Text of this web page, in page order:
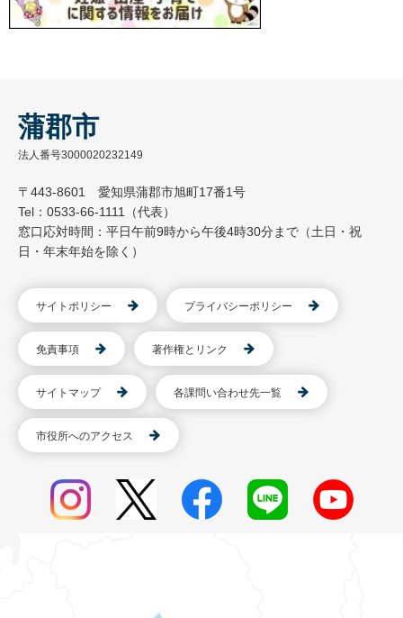
蒲郡市
法人番号3000020232149
〒443-8601 愛知県蒲郡市旭町17番1号
Tel：0533-66-1111（代表）
窓口応対時間：平日午前9時から午後4時30分まで（土日・祝
日・年末年始を除く）
サイトポリシー プライバシーポリシー
免責事項 著作権とリンク
サイトマップ 各課問い合わせ先一覧
市役所へのアクセス